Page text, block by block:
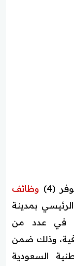
(4)
وظائف
بمدينة
في عدد من
وذلك ضمن
السعودية